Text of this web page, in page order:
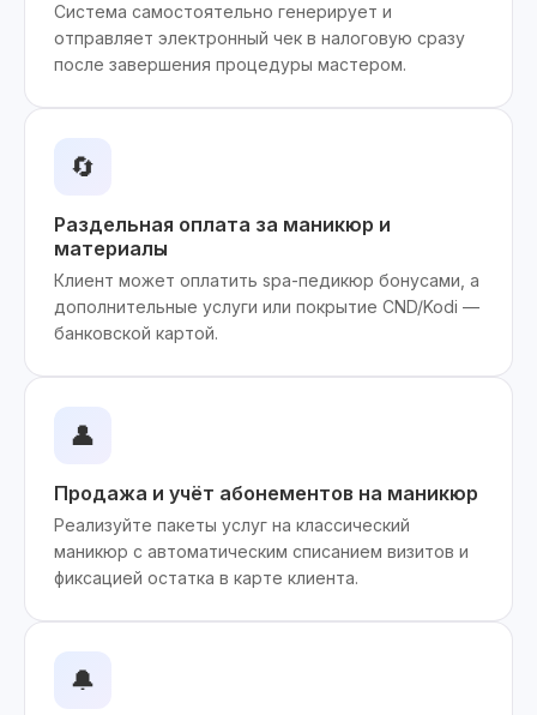
Система самостоятельно генерирует и
отправляет электронный чек в налоговую сразу
после завершения процедуры мастером.
🔄
Раздельная оплата за маникюр и
материалы
Клиент может оплатить spa-педикюр бонусами, а
дополнительные услуги или покрытие CND/Kodi —
банковской картой.
👤
Продажа и учёт абонементов на маникюр
Реализуйте пакеты услуг на классический
маникюр с автоматическим списанием визитов и
фиксацией остатка в карте клиента.
🔔